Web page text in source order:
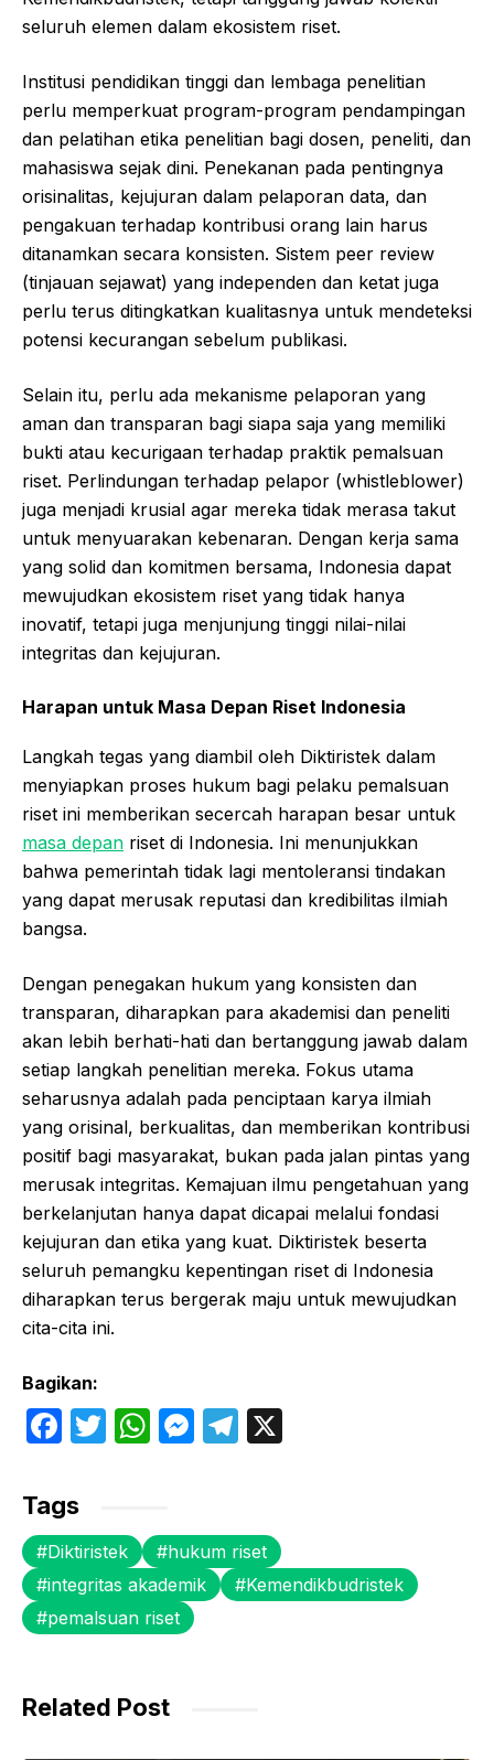
seluruh elemen dalam ekosistem riset.
Institusi pendidikan tinggi dan lembaga penelitian
perlu memperkuat program-program pendampingan
dan pelatihan etika penelitian bagi dosen, peneliti, dan
mahasiswa sejak dini. Penekanan pada pentingnya
orisinalitas, kejujuran dalam pelaporan data, dan
pengakuan terhadap kontribusi orang lain harus
ditanamkan secara konsisten. Sistem peer review
(tinjauan sejawat) yang independen dan ketat juga
perlu terus ditingkatkan kualitasnya untuk mendeteksi
potensi kecurangan sebelum publikasi.
Selain itu, perlu ada mekanisme pelaporan yang
aman dan transparan bagi siapa saja yang memiliki
bukti atau kecurigaan terhadap praktik pemalsuan
riset. Perlindungan terhadap pelapor (whistleblower)
juga menjadi krusial agar mereka tidak merasa takut
untuk menyuarakan kebenaran. Dengan kerja sama
yang solid dan komitmen bersama, Indonesia dapat
mewujudkan ekosistem riset yang tidak hanya
inovatif, tetapi juga menjunjung tinggi nilai-nilai
integritas dan kejujuran.
Harapan untuk Masa Depan Riset Indonesia
Langkah tegas yang diambil oleh Diktiristek dalam
menyiapkan proses hukum bagi pelaku pemalsuan
riset ini memberikan secercah harapan besar untuk
masa depan riset di Indonesia. Ini menunjukkan
bahwa pemerintah tidak lagi mentoleransi tindakan
yang dapat merusak reputasi dan kredibilitas ilmiah
bangsa.
Dengan penegakan hukum yang konsisten dan
transparan, diharapkan para akademisi dan peneliti
akan lebih berhati-hati dan bertanggung jawab dalam
setiap langkah penelitian mereka. Fokus utama
seharusnya adalah pada penciptaan karya ilmiah
yang orisinal, berkualitas, dan memberikan kontribusi
positif bagi masyarakat, bukan pada jalan pintas yang
merusak integritas. Kemajuan ilmu pengetahuan yang
berkelanjutan hanya dapat dicapai melalui fondasi
kejujuran dan etika yang kuat. Diktiristek beserta
seluruh pemangku kepentingan riset di Indonesia
diharapkan terus bergerak maju untuk mewujudkan
cita-cita ini.
Bagikan:
F
c
e
b
o
o
T
er
W
s
A
p
p
M
s
e
n
T
gr
a
m
Tags
Diktiristek
hukum riset
integritas akademik
Kemendikbudristek
pemalsuan riset
Related Post